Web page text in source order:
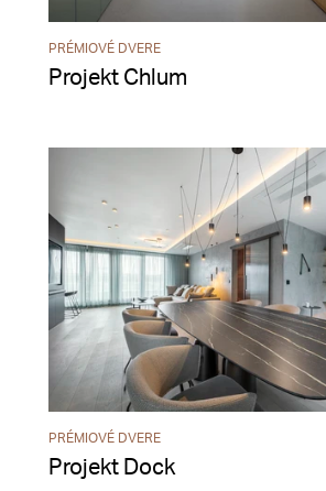
PRÉMIOVÉ DVERE
Projekt Chlum
PRÉMIOVÉ DVERE
Projekt Dock